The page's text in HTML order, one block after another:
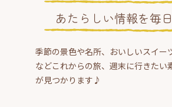
あたらしい情報を毎
季節の景色や名所、おいしいスイー
などこれからの旅、週末に行きたい
が見つかります♪